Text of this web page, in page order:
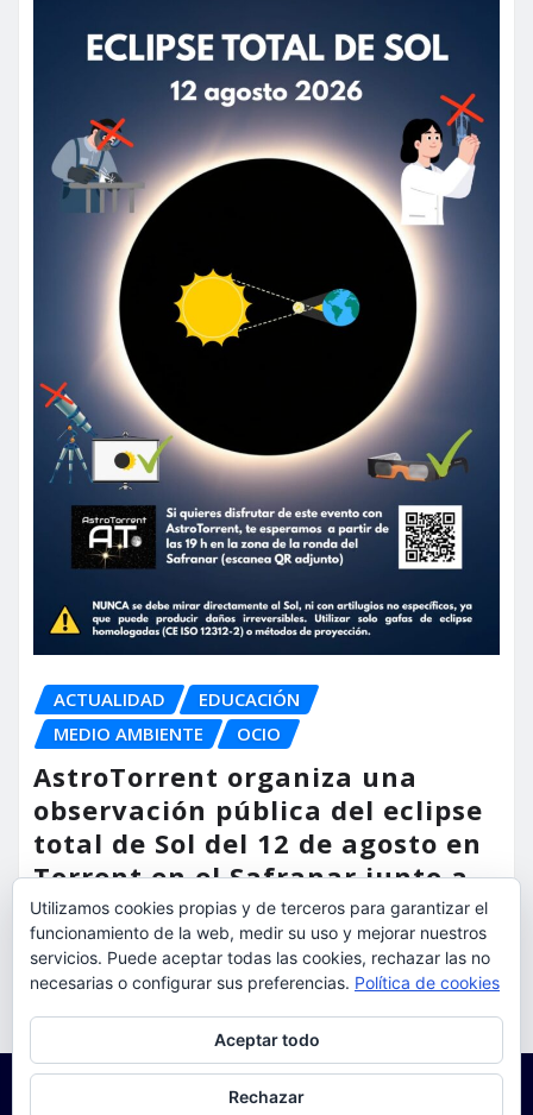
ACTUALIDAD
EDUCACIÓN
MEDIO AMBIENTE
OCIO
AstroTorrent organiza una
observación pública del eclipse
total de Sol del 12 de agosto en
Torrent en el Safranar junto a
las vías del AVE
torrent al dia Ago 5, 2026
Utilizamos cookies propias y de terceros para garantizar el
funcionamiento de la web, medir su uso y mejorar nuestros
servicios. Puede aceptar todas las cookies, rechazar las no
necesarias o configurar sus preferencias. Política de cookies
Aceptar todo
Rechazar
Para obtener más información, incluido cómo gestionar las cookies,